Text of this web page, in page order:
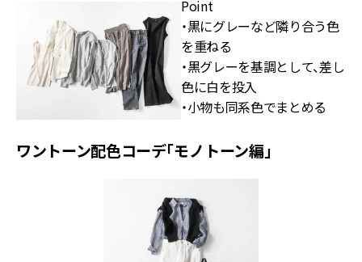
Point
・黒にグレーなど隣り合う色
を重ねる
・黒グレーを基調として、差し
色に白を投入
・小物も同系色でまとめる
ワントーン配色コーデ「モノトーン編」